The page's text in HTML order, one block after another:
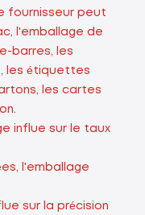
fournisseur peut
l'emballage de
barres, les
les étiquettes
les cartes
influe sur le taux
l'emballage
sur la précision